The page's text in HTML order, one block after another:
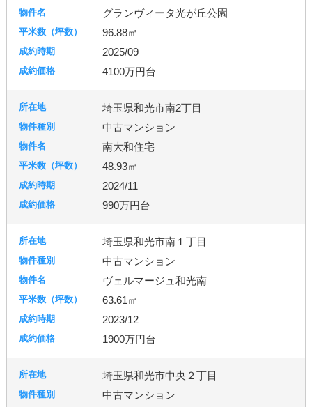
秦野市 厚木市
宇都宮市
札幌市
グランヴィータ光が丘公園
96.88㎡
2025/09
4100万円台
埼玉県和光市南2丁目
中古マンション
南大和住宅
48.93㎡
2024/11
990万円台
埼玉県和光市南１丁目
中古マンション
ヴェルマージュ和光南
63.61㎡
2023/12
1900万円台
埼玉県和光市中央２丁目
中古マンション